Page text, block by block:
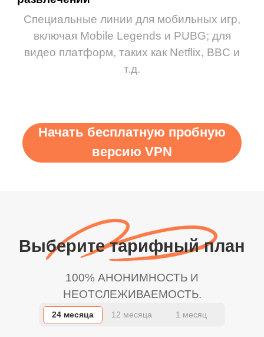
Специальные линии для мобильных игр,
включая Mobile Legends и PUBG; для
видео платформ, таких как Netflix, BBC и
т.д.
Начать бесплатную пробную
версию VPN
Выберите тарифный план
100% АНОНИМНОСТЬ И
НЕОТСЛЕЖИВАЕМОСТЬ.
24 месяца 12 месяца 1 месяц